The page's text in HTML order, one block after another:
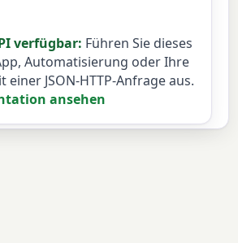
verfügbar: Führen Sie dieses
Automatisierung oder Ihre
einer JSON-HTTP-Anfrage aus.
ansehen